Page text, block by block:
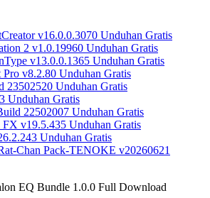
v16.0.0.3070 Unduhan Gratis
2 v1.0.19960 Unduhan Gratis
v13.0.0.1365 Unduhan Gratis
v8.2.80 Unduhan Gratis
23502520 Unduhan Gratis
Unduhan Gratis
22502007 Unduhan Gratis
v19.5.435 Unduhan Gratis
Unduhan Gratis
Chan Pack-TENOKE v20260621
EQ Bundle 1.0.0 Full Download